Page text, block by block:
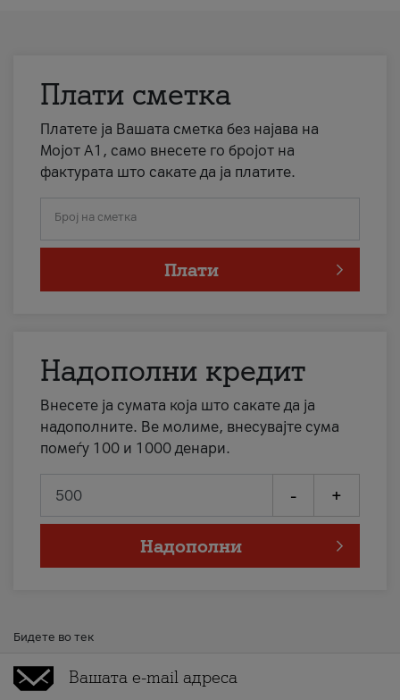
Плати сметка
Платете ја Вашата сметка без најава на
Мојот А1, само внесете го бројот на
фактурата што сакате да ја платите.
Број на сметка
Плати
Надополни кредит
Внесете ја сумата која што сакате да ја
надополните. Ве молиме, внесувајте сума
помеѓу 100 и 1000 денари.
- +
Надополни
Бидете во тек